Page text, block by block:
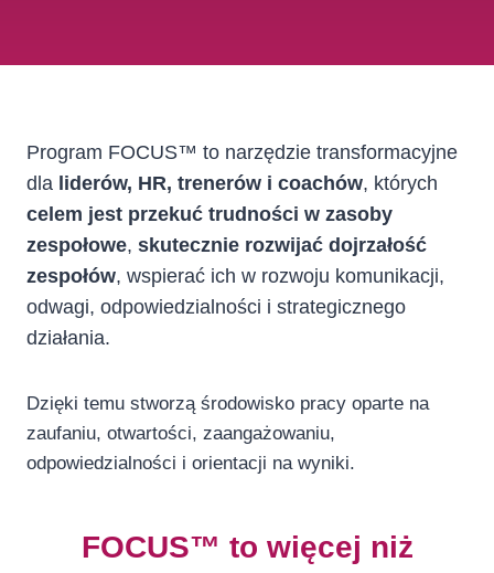
Program FOCUS™ to narzędzie transformacyjne
dla liderów, HR, trenerów i coachów, których
celem jest przekuć trudności w zasoby
zespołowe, skutecznie rozwijać dojrzałość
zespołów, wspierać ich w rozwoju komunikacji,
odwagi, odpowiedzialności i strategicznego
działania.
Dzięki temu stworzą środowisko pracy oparte na
zaufaniu, otwartości, zaangażowaniu,
odpowiedzialności i orientacji na wyniki.
FOCUS™ to więcej niż